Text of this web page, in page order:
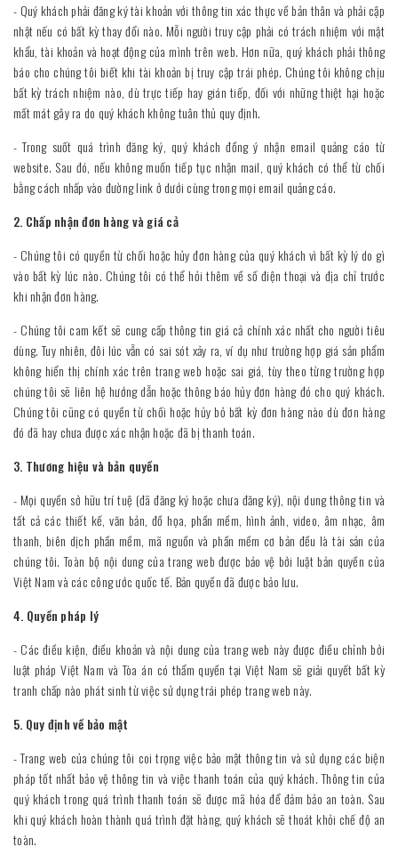
- Quý khách phải đăng ký tài khoản với thông tin xác thực về bản thân và phải cập
nhật nếu có bất kỳ thay đổi nào. Mỗi người truy cập phải có trách nhiệm với mật
khẩu, tài khoản và hoạt động của mình trên web. Hơn nữa, quý khách phải thông
báo cho chúng tôi biết khi tài khoản bị truy cập trái phép. Chúng tôi không chịu
bất kỳ trách nhiệm nào, dù trực tiếp hay gián tiếp, đối với những thiệt hại hoặc
mất mát gây ra do quý khách không tuân thủ quy định.
- Trong suốt quá trình đăng ký, quý khách đồng ý nhận email quảng cáo từ
website. Sau đó, nếu không muốn tiếp tục nhận mail, quý khách có thể từ chối
bằng cách nhấp vào đường link ở dưới cùng trong mọi email quảng cáo.
2. Chấp nhận đơn hàng và giá cả
- Chúng tôi có quyền từ chối hoặc hủy đơn hàng của quý khách vì bất kỳ lý do gì
vào bất kỳ lúc nào. Chúng tôi có thể hỏi thêm về số điện thoại và địa chỉ trước
khi nhận đơn hàng.
- Chúng tôi cam kết sẽ cung cấp thông tin giá cả chính xác nhất cho người tiêu
dùng. Tuy nhiên, đôi lúc vẫn có sai sót xảy ra, ví dụ như trường hợp giá sản phẩm
không hiển thị chính xác trên trang web hoặc sai giá, tùy theo từng trường hợp
chúng tôi sẽ liên hệ hướng dẫn hoặc thông báo hủy đơn hàng đó cho quý khách.
Chúng tôi cũng có quyền từ chối hoặc hủy bỏ bất kỳ đơn hàng nào dù đơn hàng
đó đã hay chưa được xác nhận hoặc đã bị thanh toán.
3. Thương hiệu và bản quyền
- Mọi quyền sở hữu trí tuệ (đã đăng ký hoặc chưa đăng ký), nội dung thông tin và
tất cả các thiết kế, văn bản, đồ họa, phần mềm, hình ảnh, video, âm nhạc, âm
thanh, biên dịch phần mềm, mã nguồn và phần mềm cơ bản đều là tài sản của
chúng tôi. Toàn bộ nội dung của trang web được bảo vệ bởi luật bản quyền của
Việt Nam và các công ước quốc tế. Bản quyền đã được bảo lưu.
4. Quyền pháp lý
- Các điều kiện, điều khoản và nội dung của trang web này được điều chỉnh bởi
luật pháp Việt Nam và Tòa án có thẩm quyền tại Việt Nam sẽ giải quyết bất kỳ
tranh chấp nào phát sinh từ việc sử dụng trái phép trang web này.
5. Quy định về bảo mật
- Trang web của chúng tôi coi trọng việc bảo mật thông tin và sử dụng các biện
pháp tốt nhất bảo vệ thông tin và việc thanh toán của quý khách. Thông tin của
quý khách trong quá trình thanh toán sẽ được mã hóa để đảm bảo an toàn. Sau
khi quý khách hoàn thành quá trình đặt hàng, quý khách sẽ thoát khỏi chế độ an
toàn.